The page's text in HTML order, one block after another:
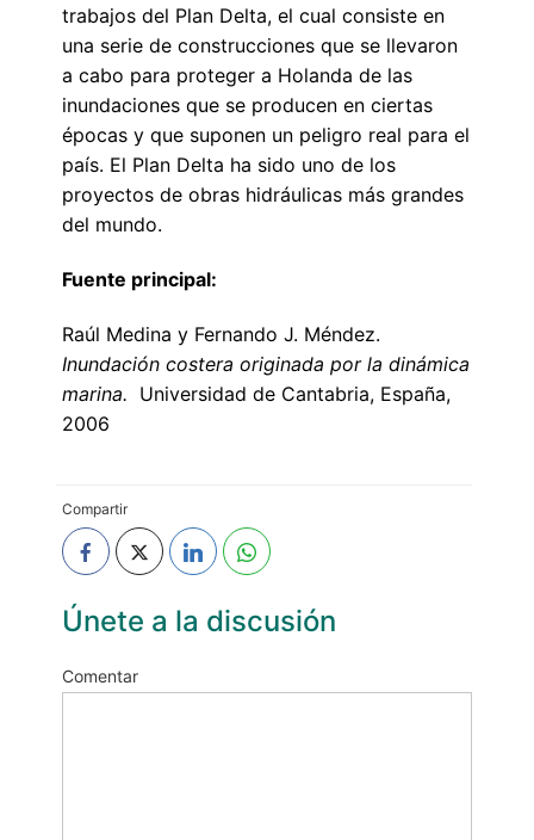
trabajos del Plan Delta, el cual consiste en
una serie de construcciones que se llevaron
a cabo para proteger a Holanda de las
inundaciones que se producen en ciertas
épocas y que suponen un peligro real para el
país. El Plan Delta ha sido uno de los
proyectos de obras hidráulicas más grandes
del mundo.
Fuente principal:
Raúl Medina y Fernando J. Méndez.
Inundación costera originada por la dinámica
marina. Universidad de Cantabria, España,
2006
Compartir
Únete a la discusión
Comentar